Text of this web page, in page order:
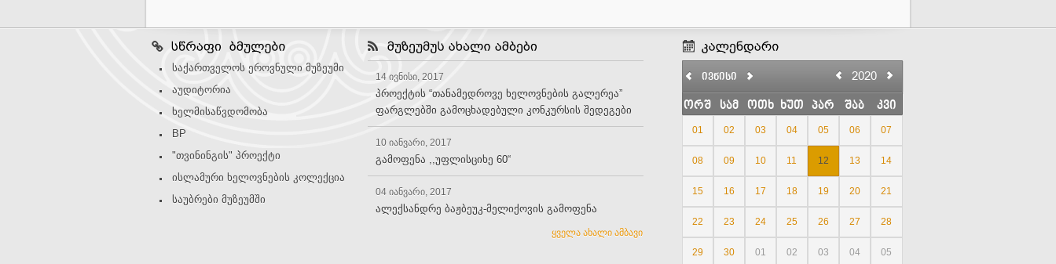
საქართველოს ეროვნული მუზეუმი
აუდიტორია
ხელმისაწვდომობა
BP
"თვინინგის" პროექტი
ისლამური ხელოვნების კოლექცია
საუბრები მუზეუმში
14 ივნისი, 2017
პროექტის “თანამედროვე ხელოვნების გალერეა”
ფარგლებში გამოცხადებული კონკურსის შედეგები
10 იანვარი, 2017
გამოფენა ,,უფლისციხე 60“
04 იანვარი, 2017
ალექსანდრე ბაჟბეუკ-მელიქოვის გამოფენა
ყველა ახალი ამბავი
ივნისი 2020
ორშ სამ ოთხ ხუთ პარ შაბ კვი
01 02 03 04 05 06 07
08 09 10 11 12 13 14
15 16 17 18 19 20 21
22 23 24 25 26 27 28
29 30 01 02 03 04 05